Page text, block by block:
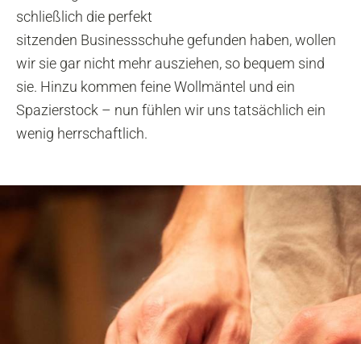
schließlich die perfekt
sitzenden Businessschuhe gefunden haben, wollen
wir sie gar nicht mehr ausziehen, so bequem sind
sie. Hinzu kommen feine Wollmäntel und ein
Spazierstock – nun fühlen wir uns tatsächlich ein
wenig herrschaftlich.